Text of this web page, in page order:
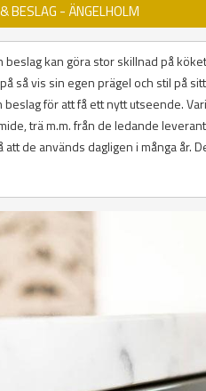
BESLAG - ÄNGELHOLM
beslag kan göra stor skillnad på
så vis sin egen prägel och stil på
för att få ett nytt utseende.
trä m.m. från de ledande
att de används dagligen i många år.